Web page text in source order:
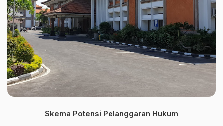
Skema Potensi Pelanggaran Hukum